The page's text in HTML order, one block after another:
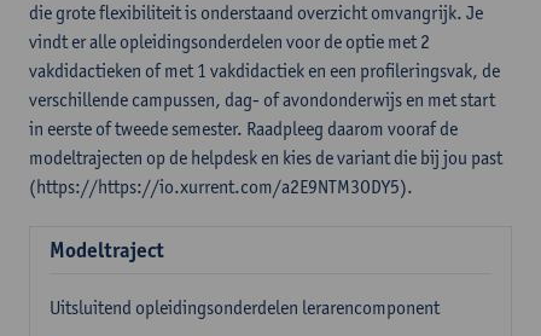
die grote flexibiliteit is onderstaand overzicht omvangrijk. Je
vindt er alle opleidingsonderdelen voor de optie met 2
vakdidactieken of met 1 vakdidactiek en een profileringsvak, de
verschillende campussen, dag- of avondonderwijs en met start
in eerste of tweede semester. Raadpleeg daarom vooraf de
modeltrajecten op de helpdesk en kies de variant die bij jou past
(https://https://io.xurrent.com/a2E9NTM3ODY5).
Modeltraject
Uitsluitend opleidingsonderdelen lerarencomponent